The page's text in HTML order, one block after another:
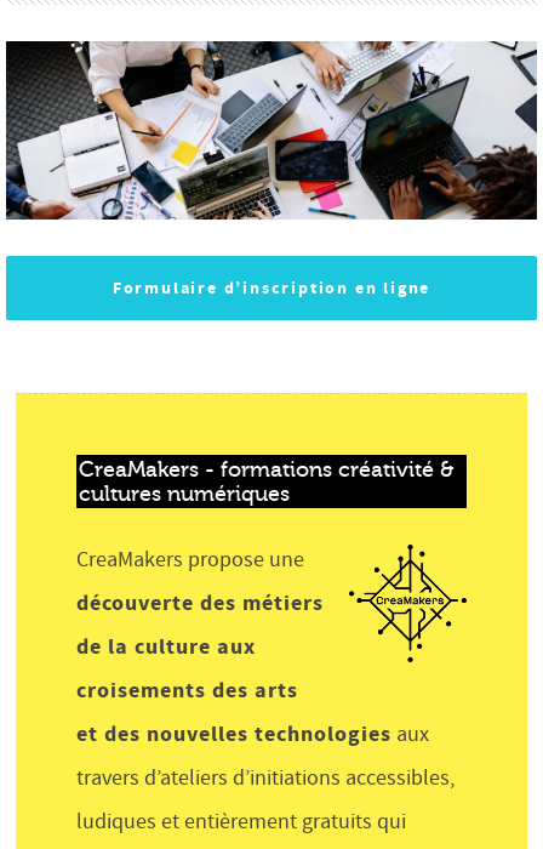
Formulaire d’inscription en ligne
CreaMakers - formations créativité &
cultures numériques
CreaMakers propose une
découverte des métiers
de la culture aux
croisements des arts
et des nouvelles technologies aux
travers d’ateliers d’initiations accessibles,
ludiques et entièrement gratuits qui